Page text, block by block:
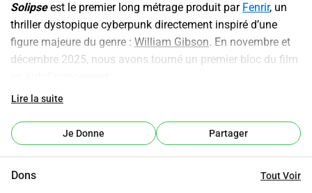
Solipse est le premier long métrage produit par Fenrir, un
thriller dystopique cyberpunk directement inspiré d’une
figure majeure du genre : William Gibson. En novembre et
décembre 2025, nous avons tourné un premier bloc du film
Notre objectif était double : construire le décor central du
démontrer notre capacité à transformer une vision
ambitieuse en réalité. Aujourd’hui, cette première étape est
financer les deux prochains blocs de tournage.
Lire la suite
Je Donne Partager
Dons Tout Voir